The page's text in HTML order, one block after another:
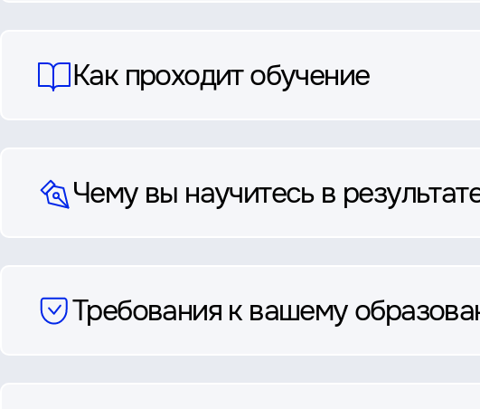
Как проходит обучение
Чему вы научитесь в
Требования к вашему